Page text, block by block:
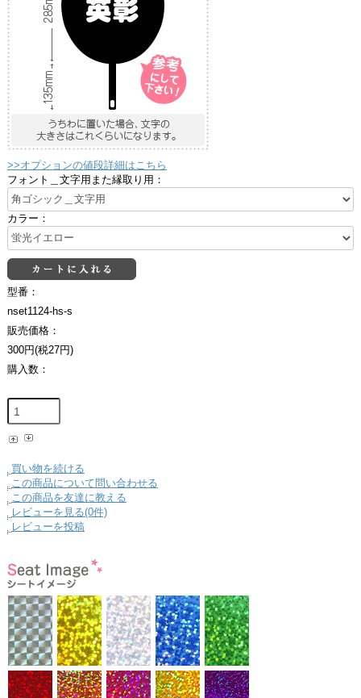
>>オプションの値段詳細はこちら
フォント＿文字用また縁取り用：
カラー：
型番：
nset1124-hs-s
販売価格：
300円(税27円)
購入数：
買い物を続ける
この商品について問い合わせる
この商品を友達に教える
レビューを見る(0件)
レビューを投稿